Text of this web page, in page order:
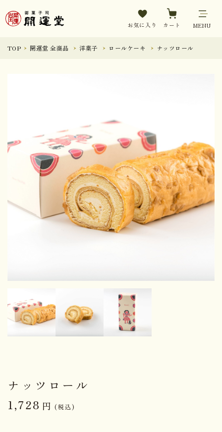
お気に入り カート MENU
TOP 開運堂 全商品 洋菓子 ロールケーキ ナッツロール
ナッツロール
1,728 円 (税込)